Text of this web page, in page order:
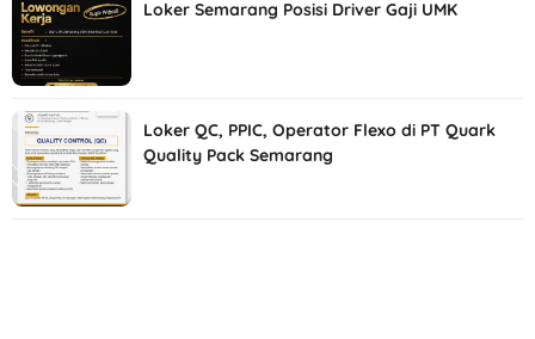
Loker Semarang Posisi Driver Gaji UMK
Loker QC, PPIC, Operator Flexo di PT Quark
Quality Pack Semarang